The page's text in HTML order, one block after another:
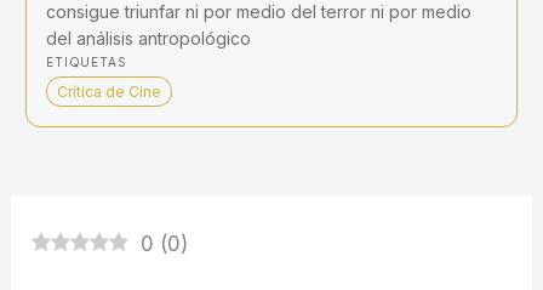
consigue triunfar ni por medio del terror ni por medio
del análisis antropológico
ETIQUETAS
Crítica de Cine
0 (0)